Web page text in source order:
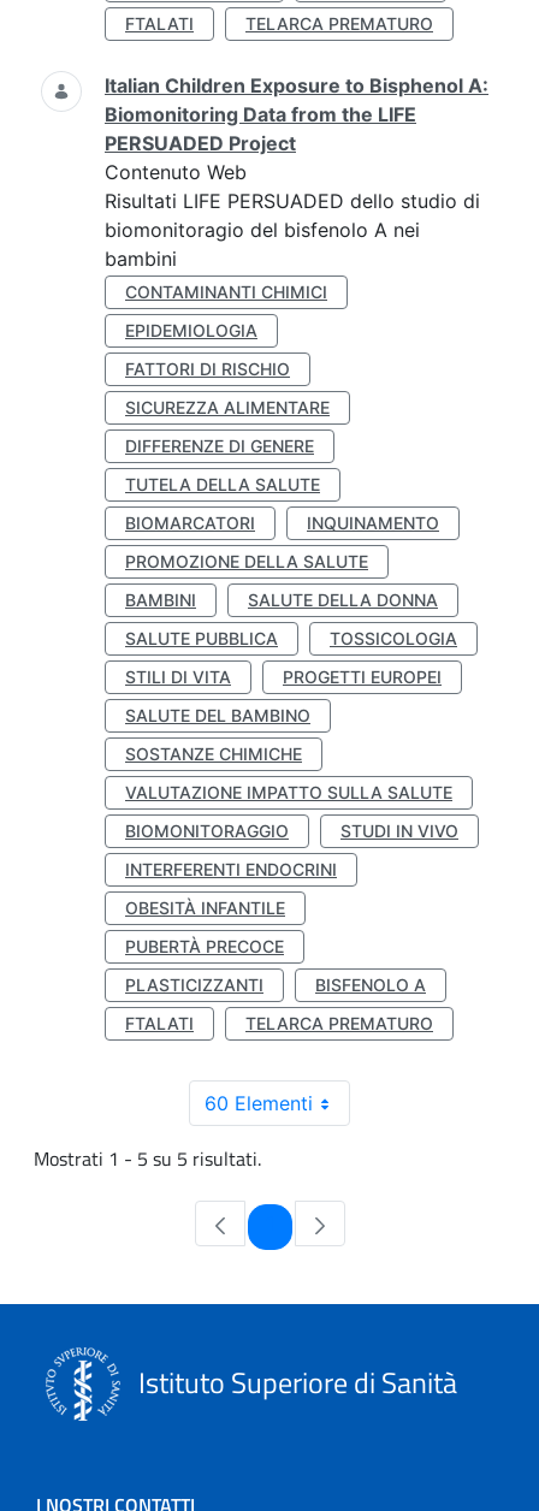
FTALATI
TELARCA PREMATURO
Italian Children Exposure to Bisphenol A:
Biomonitoring Data from the LIFE
PERSUADED Project
Contenuto Web
Risultati LIFE PERSUADED dello studio di
biomonitoragio del bisfenolo A nei
bambini
CONTAMINANTI CHIMICI
EPIDEMIOLOGIA
FATTORI DI RISCHIO
SICUREZZA ALIMENTARE
DIFFERENZE DI GENERE
TUTELA DELLA SALUTE
BIOMARCATORI
INQUINAMENTO
PROMOZIONE DELLA SALUTE
BAMBINI
SALUTE DELLA DONNA
SALUTE PUBBLICA
TOSSICOLOGIA
STILI DI VITA
PROGETTI EUROPEI
SALUTE DEL BAMBINO
SOSTANZE CHIMICHE
VALUTAZIONE IMPATTO SULLA SALUTE
BIOMONITORAGGIO
STUDI IN VIVO
INTERFERENTI ENDOCRINI
OBESITÀ INFANTILE
PUBERTÀ PRECOCE
PLASTICIZZANTI
BISFENOLO A
FTALATI
TELARCA PREMATURO
60 Elementi
Mostrati 1 - 5 su 5 risultati.
Pagina
Istituto Superiore di Sanità
I NOSTRI CONTATTI